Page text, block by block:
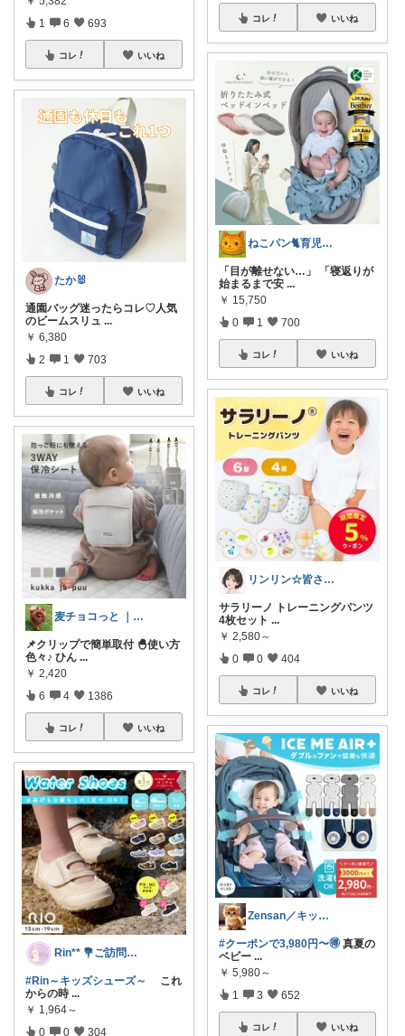
1 6 693
コレ いいね
たか🐰
通園バッグ迷ったらコレ♡人気
のビームスリュ ...
￥ 6,380
2 1 703
コレ いいね
麦チョコっと ｜ キッズ＆ベビー 夏
📌クリップで簡単取付 🐣使い方
色々♪ ひん ...
￥ 2,420
6 4 1386
コレ いいね
Rin** 💐ご訪問感謝です💐
#Rin～キッズシューズ～
これ
からの時 ...
￥ 1,964～
0 0 304
コレ いいね
ねこパン🐈育児お助け
「目が離せない…」 「寝返りが
始まるまで安 ...
￥ 15,750
0 1 700
コレ いいね
リンリン☆皆さんありがとう
サラリーノ トレーニングパンツ
4枚セット ...
￥ 2,580～
0 0 404
コレ いいね
Zensan／キッズ☆ベビーROOM
#クーポンで3,980円〜🉐 真夏の
ベビー ...
￥ 5,980～
1 3 652
コレ いいね